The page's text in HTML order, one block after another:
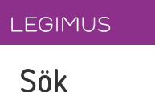
Sök